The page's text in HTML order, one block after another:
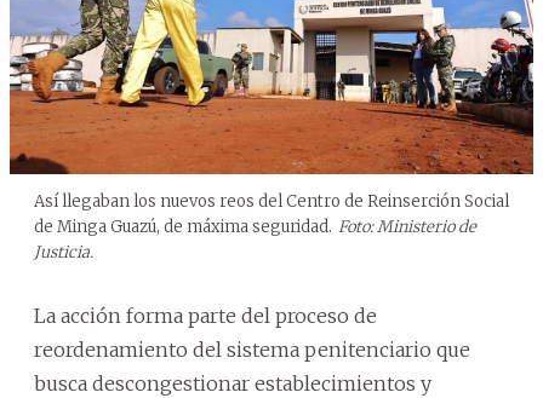
Así llegaban los nuevos reos del Centro de Reinserción Social
de Minga Guazú, de máxima seguridad. Foto: Ministerio de
Justicia.
La acción forma parte del proceso de
reordenamiento del sistema penitenciario que
busca descongestionar establecimientos y